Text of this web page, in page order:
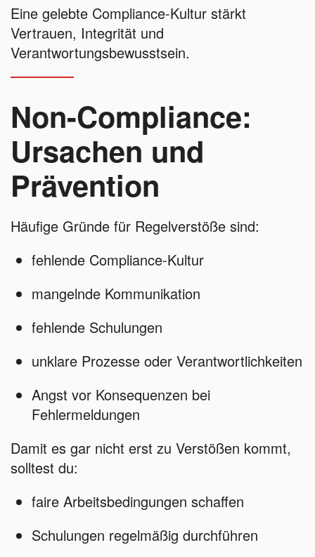
Eine gelebte Compliance-Kultur stärkt
Vertrauen, Integrität und
Verantwortungsbewusstsein.
Non-Compliance:
Ursachen und
Prävention
Häufige Gründe für Regelverstöße sind:
fehlende Compliance-Kultur
mangelnde Kommunikation
fehlende Schulungen
unklare Prozesse oder Verantwortlichkeiten
Angst vor Konsequenzen bei
Fehlermeldungen
Damit es gar nicht erst zu Verstößen kommt,
solltest du:
faire Arbeitsbedingungen schaffen
Schulungen regelmäßig durchführen